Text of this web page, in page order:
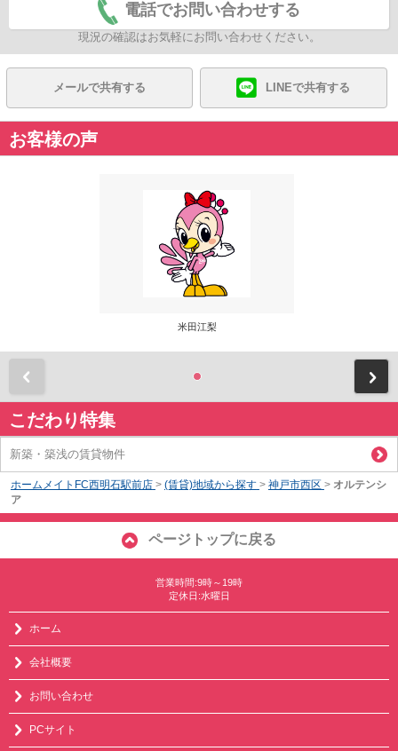
電話でお問い合わせする
現況の確認はお気軽にお問い合わせください。
メールで共有する LINEで共有する
お客様の声
米田江梨
こだわり特集
新築・築浅の賃貸物件
ホームメイトFC西明石駅前店 > (賃貸)地域から探す > 神戸市西区 > オルテンシ
ア
ページトップに戻る
営業時間:9時～19時
定休日:水曜日
ホーム
会社概要
お問い合わせ
PCサイト